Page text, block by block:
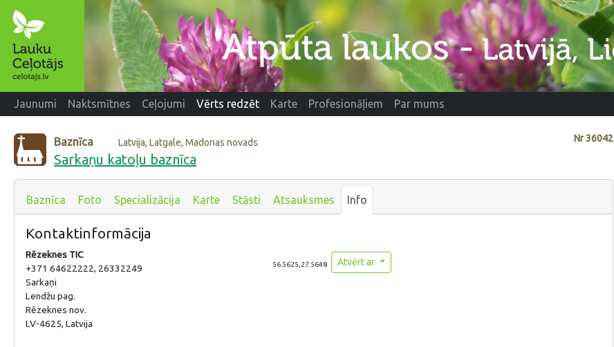
Jaunumi Naktsmītnes Ceļojumi Vērts redzēt Karte Profesionāļiem Par mums
Nr36042
Baznīca Latvija, Latgale, Madonas novads
Sarkaņu katoļu baznīca
Baznīca Foto Specializācija Karte Stāsti Atsauksmes Info
Kontaktinformācija
Rēzeknes TIC
+371 64622222, 26332249
Sarkaņi
Lendžu pag.
Rēzeknes nov.
LV-4625, Latvija
56.5625,27.5648 Atvērt ar